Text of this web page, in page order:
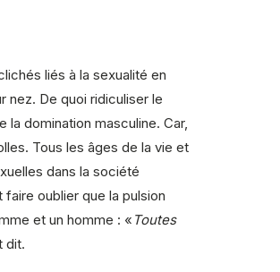
liés à la sexualité en
nez. De quoi ridiculiser le
domination masculine. Car,
Tous les âges de la vie et
dans la société
oublier que la pulsion
et un homme : « Toutes
dit.